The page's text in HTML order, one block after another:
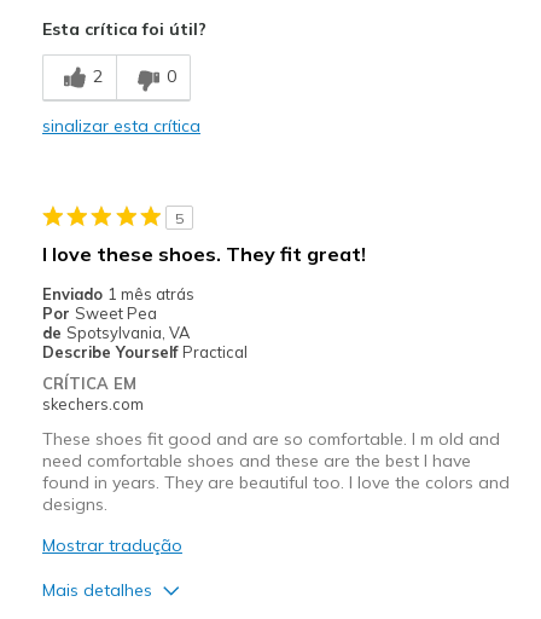
Breathe Well
Comfortable
Going Out
Work
Sizing
Feels true to size
View On Shoes
I'm Into Shoes
Esta crítica foi útil?
2 0
sinalizar esta crítica
5
I love these shoes. They fit great!
Enviado 1 mês atrás
Por Sweet Pea
de Spotsylvania, VA
Describe Yourself Practical
CRÍTICA EM
skechers.com
These shoes fit good and are so comfortable. I m old and
need comfortable shoes and these are the best I have
found in years. They are beautiful too. I love the colors and
designs.
Mostrar tradução
Mais detalhes